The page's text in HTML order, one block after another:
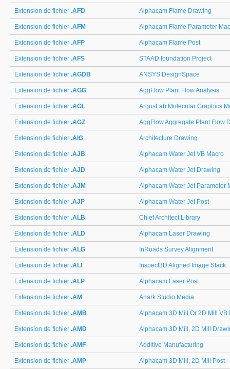
Extension de fichier .AFD Alphacam Flame Drawing
Extension de fichier .AFM Alphacam Flame Parameter
Extension de fichier .AFP Alphacam Flame Post
Extension de fichier .AFS STAAD.foundation Project
Extension de fichier .AGDB ANSYS DesignSpace
Extension de fichier .AGG AggFlow Plant Flow Analysis
Extension de fichier .AGL ArgusLab Molecular Graphics
Extension de fichier .AGZ AggFlow Aggregate Plant Flow
Extension de fichier .AIG Architecture Drawing
Extension de fichier .AJB Alphacam Water Jet VB Macro
Extension de fichier .AJD Alphacam Water Jet Drawing
Extension de fichier .AJM Alphacam Water Jet Parameter
Extension de fichier .AJP Alphacam Water Jet Post
Extension de fichier .ALB Chief Architect Library
Extension de fichier .ALD Alphacam Laser Drawing
Extension de fichier .ALG InRoads Survey Alignment
Extension de fichier .ALI Inspect3D Aligned Image Stack
Extension de fichier .ALP Alphacam Laser Post
Extension de fichier .AM Anark Studio Media
Extension de fichier .AMB Alphacam 3D Mill Or 2D Mill VB
Extension de fichier .AMD Alphacam 3D Mill, 2D Mill
Extension de fichier .AMF Additive Manufacturing
Extension de fichier .AMP Alphacam 3D Mill, 2D Mill Post